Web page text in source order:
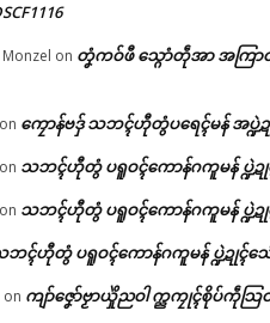
on တၞံကဝ်ဖီ သ္ဂောံတဵုအာ အကြ
on ကၠောန်ဗဒှ် သဘၚ်ဟီုတွံပရေၚ်မန် အပ္ဍဲ
on သဘၚ်ဟီုတွံ ပရူဝၚ်ကောန်ဂကူမန် ပ္ဍဲ
on သဘၚ်ဟီုတွံ ပရူဝၚ်ကောန်ဂကူမန် ပ္ဍဲ
ဘၚ်ဟီုတွံ ပရူဝၚ်ကောန်ဂကူမန် ပ္ဍဲဍုၚ်သ
on ကျာ်ဇၞော်ဗၟာယှိုဲညဝါ က္ညကၠုၚ်စိုပ်ကဵုသြဝါ